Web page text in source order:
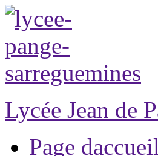
Lycée Jean de
Page daccueil